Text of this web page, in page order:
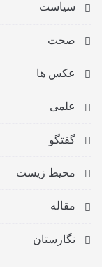
سیاست
صحت
عکس ها
علمی
گفتگو
محیط زیست
مقاله
نگارستان